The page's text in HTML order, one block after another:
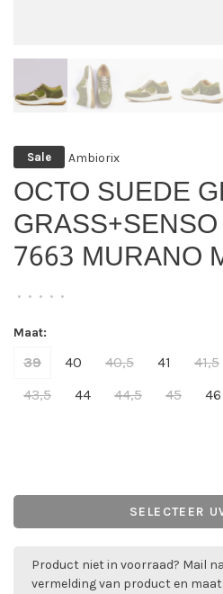
Sale Ambiorix
OCTO SUEDE
7663 MURANO
• • • • •
Maat:
39 40 40,5 41 41,5
43,5
44 44,5 45 46
SELECTEER
Product niet in voorraad? Mail
vermelding van product en